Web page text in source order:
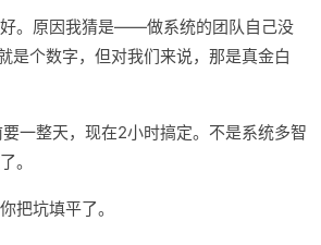
。原因我猜是——做系统的团队自己没
是个数字，但对我们来说，那是真金白
一整天，现在2小时搞定。不是系统多智
。
把坑填平了。